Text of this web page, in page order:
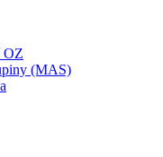
OZ
(MAS)